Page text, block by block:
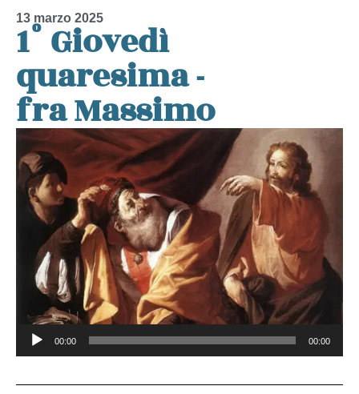
13 marzo 2025
1° Giovedì
quaresima -
fra Massimo
Audio
Player
00:00 00:00